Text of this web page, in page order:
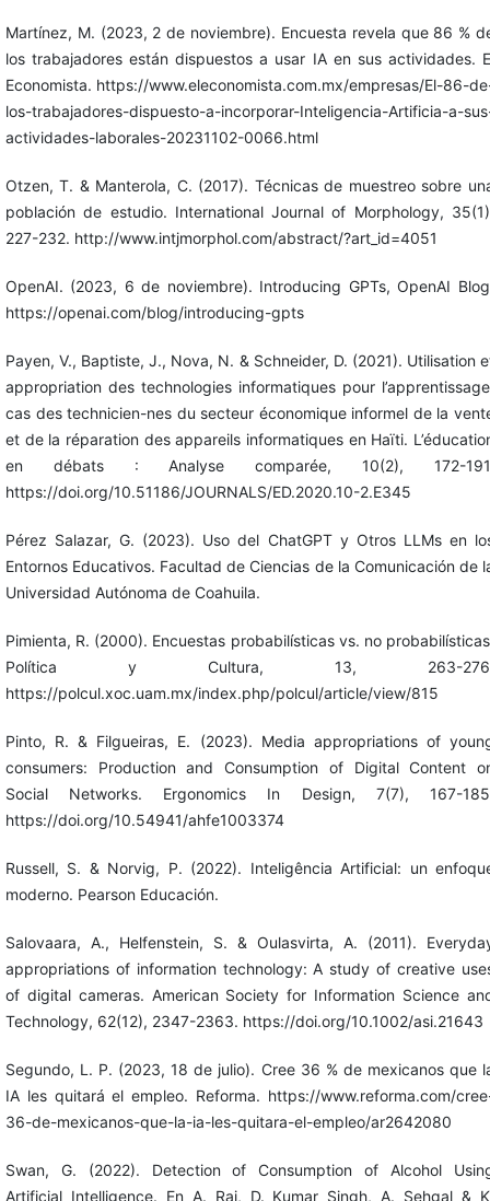
Martínez, M. (2023, 2 de noviembre). Encuesta revela que 86 %
los trabajadores están dispuestos a usar IA en sus actividades.
Economista. https://www.eleconomista.com.mx/empresas/El-86-
los-trabajadores-dispuesto-a-incorporar-Inteligencia-Artificia-a-
actividades-laborales-20231102-0066.html
Otzen, T. & Manterola, C. (2017). Técnicas de muestreo sobre
población de estudio. International Journal of Morphology,
227-232. http://www.intjmorphol.com/abstract/?art_id=4051
OpenAI. (2023, 6 de noviembre). Introducing GPTs, OpenAI
https://openai.com/blog/introducing-gpts
Payen, V., Baptiste, J., Nova, N. & Schneider, D. (2021). Utilisation
appropriation des technologies informatiques pour
cas des technicien-nes du secteur économique informel de la
et de la réparation des appareils informatiques en Haïti.
en débats : Analyse comparée, 10(2), 172-
https://doi.org/10.51186/JOURNALS/ED.2020.10-2.E345
Pérez Salazar, G. (2023). Uso del ChatGPT y Otros LLMs en
Entornos Educativos. Facultad de Ciencias de la Comunicación de
Universidad Autónoma de Coahuila.
Pimienta, R. (2000). Encuestas probabilísticas vs. no
Política y Cultura, 13, 263-
https://polcul.xoc.uam.mx/index.php/polcul/article/view/815
Pinto, R. & Filgueiras, E. (2023). Media appropriations of
consumers: Production and Consumption of Digital Content
Social Networks. Ergonomics In Design, 7(7), 167-
https://doi.org/10.54941/ahfe1003374
Russell, S. & Norvig, P. (2022). Inteligência Artificial: un
moderno. Pearson Educación.
Salovaara, A., Helfenstein, S. & Oulasvirta, A. (2011).
appropriations of information technology: A study of creative
of digital cameras. American Society for Information Science
Technology, 62(12), 2347-2363. https://doi.org/10.1002/asi.21643
Segundo, L. P. (2023, 18 de julio). Cree 36 % de mexicanos que
IA les quitará el empleo. Reforma. https://www.reforma.com/
36-de-mexicanos-que-la-ia-les-quitara-el-empleo/ar2642080
Swan, G. (2022). Detection of Consumption of Alcohol
Artificial Intelligence. En A. Rai, D. Kumar Singh, A. Sehgal &